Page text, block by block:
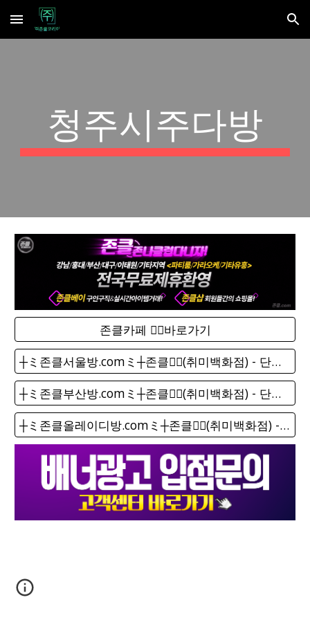
Skip to main content Skip to navigation
청주시주다방
존클카페 ❤️‍🔥바로가기
┼ミ존클서울방.comミ┼존클❤️‍🔥(취미백화점) - 단톡방
┼ミ존클부산방.comミ┼존클❤️‍🔥(취미백화점) - 단톡방
┼ミ존클올레이디방.comミ┼존클❤️‍🔥(취미백화점) - 단톡방